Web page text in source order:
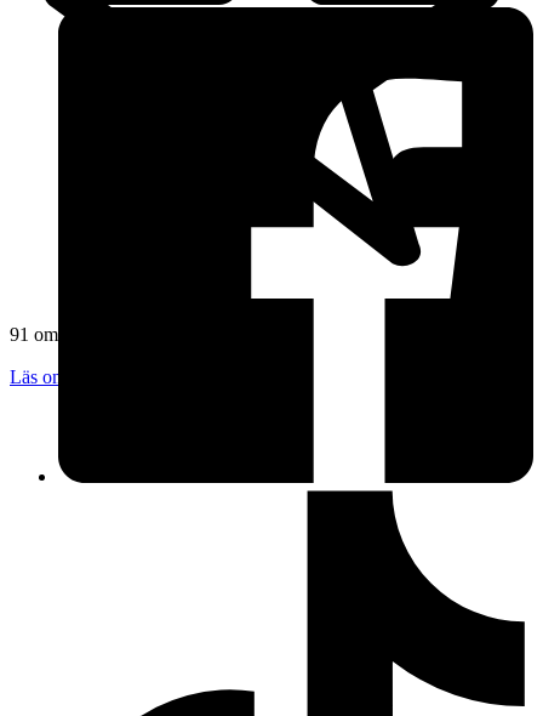
91 omdömen
Läs omdömen